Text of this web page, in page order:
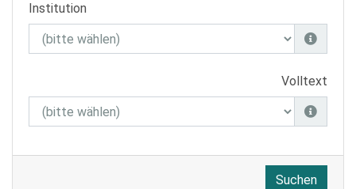
Institution
Volltext
Suchen